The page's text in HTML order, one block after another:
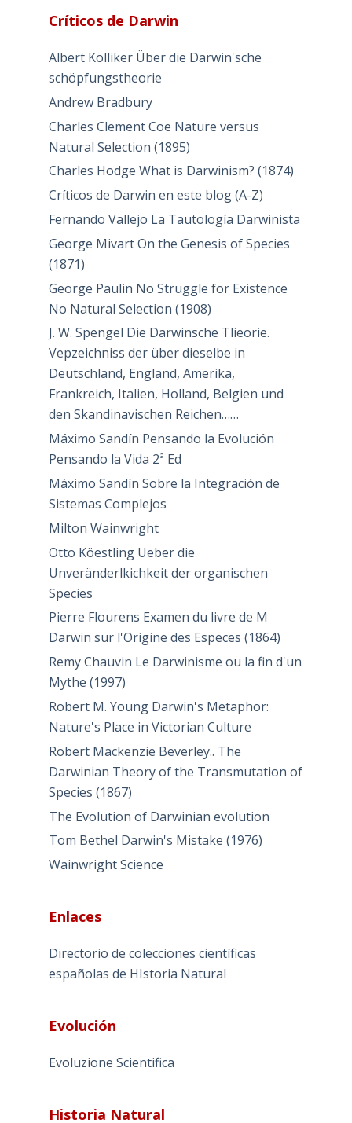
Críticos de Darwin
Albert Kölliker Über die Darwin'sche
schöpfungstheorie
Andrew Bradbury
Charles Clement Coe Nature versus
Natural Selection (1895)
Charles Hodge What is Darwinism? (1874)
Críticos de Darwin en este blog (A-Z)
Fernando Vallejo La Tautología Darwinista
George Mivart On the Genesis of Species
(1871)
George Paulin No Struggle for Existence
No Natural Selection (1908)
J. W. Spengel Die Darwinsche Tlieorie.
Vepzeichniss der über dieselbe in
Deutschland, England, Amerika,
Frankreich, Italien, Holland, Belgien und
den Skandinavischen Reichen……
Máximo Sandín Pensando la Evolución
Pensando la Vida 2ª Ed
Máximo Sandín Sobre la Integración de
Sistemas Complejos
Milton Wainwright
Otto Köestling Ueber die
Unveränderlkichkeit der organischen
Species
Pierre Flourens Examen du livre de M
Darwin sur l'Origine des Especes (1864)
Remy Chauvin Le Darwinisme ou la fin d'un
Mythe (1997)
Robert M. Young Darwin's Metaphor:
Nature's Place in Victorian Culture
Robert Mackenzie Beverley.. The
Darwinian Theory of the Transmutation of
Species (1867)
The Evolution of Darwinian evolution
Tom Bethel Darwin's Mistake (1976)
Wainwright Science
Enlaces
Directorio de colecciones científicas
españolas de HIstoria Natural
Evolución
Evoluzione Scientifica
Historia Natural